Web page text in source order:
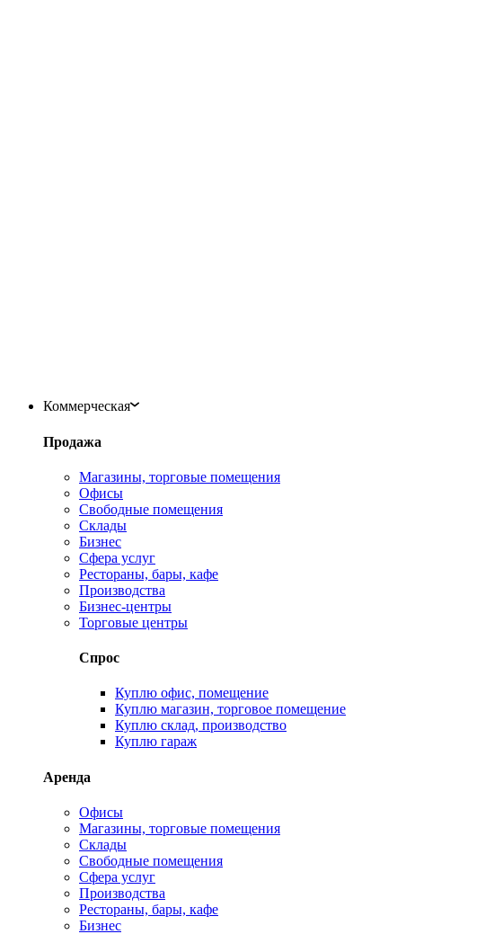
Коммерческая
Продажа
Магазины, торговые помещения
Офисы
Свободные помещения
Склады
Бизнес
Сфера услуг
Рестораны, бары, кафе
Производства
Бизнес-центры
Торговые центры
Спрос
Куплю офис, помещение
Куплю магазин, торговое помещение
Куплю склад, производство
Куплю гараж
Аренда
Офисы
Магазины, торговые помещения
Склады
Свободные помещения
Сфера услуг
Производства
Рестораны, бары, кафе
Бизнес